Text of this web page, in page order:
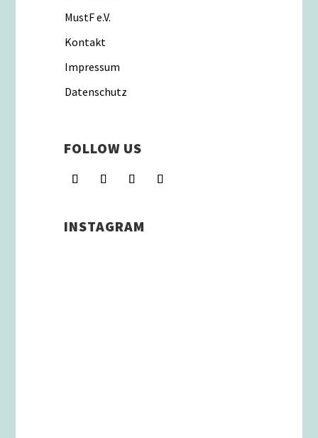
MustF e.V.
Kontakt
Impressum
Datenschutz
FOLLOW US
INSTAGRAM